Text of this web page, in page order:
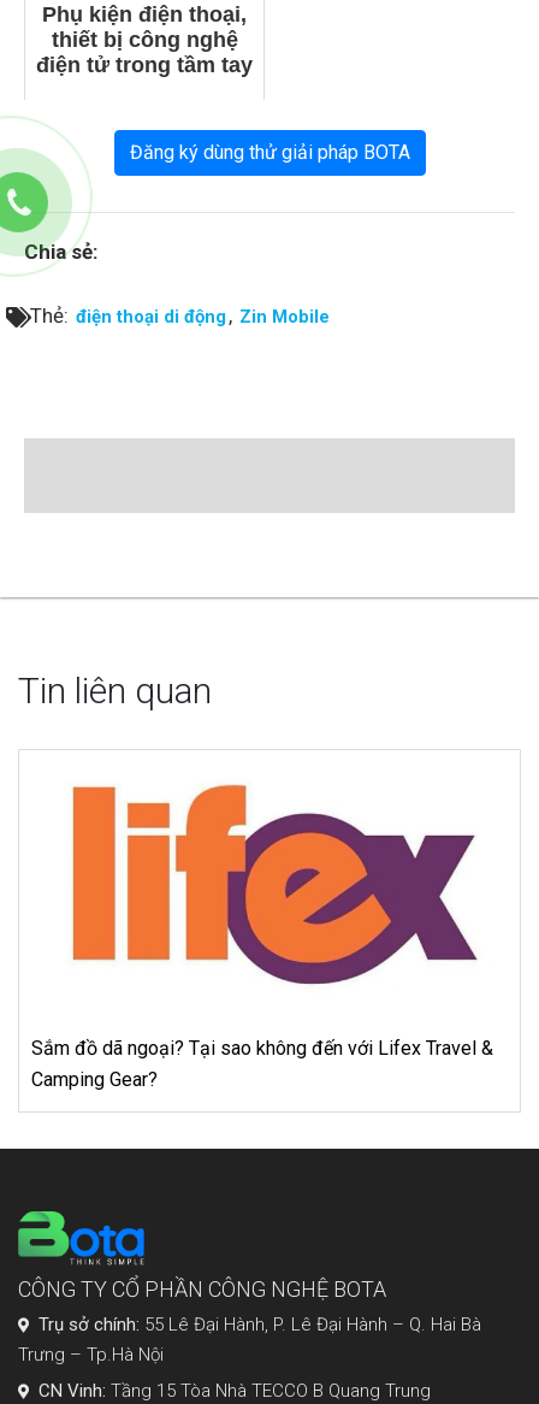
Phụ kiện điện thoại,
thiết bị công nghệ
điện tử trong tầm tay
Đăng ký dùng thử giải pháp BOTA
Chia sẻ:
Thẻ: điện thoại di động, Zin Mobile
Tin liên quan
&
Hoàng Anh – Xứng danh đơn vị đi đầu trong sản
thiết bị công nghiệp
CÔNG TY CỔ PHẦN CÔNG NGHỆ BOTA
Trụ sở chính: 55 Lê Đại Hành, P. Lê Đại Hành – Q. Hai Bà
Trưng – Tp.Hà Nội
CN Vinh: Tầng 15 Tòa Nhà TECCO B Quang Trung